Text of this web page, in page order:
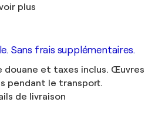
plus
Sans frais supplémentaires.
douane et taxes inclus. Œuvres
pendant le transport.
de livraison